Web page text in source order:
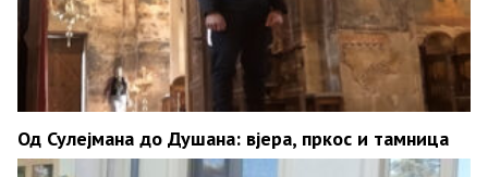
Од Сулејмана до Душана: вјера, пркос и тамница